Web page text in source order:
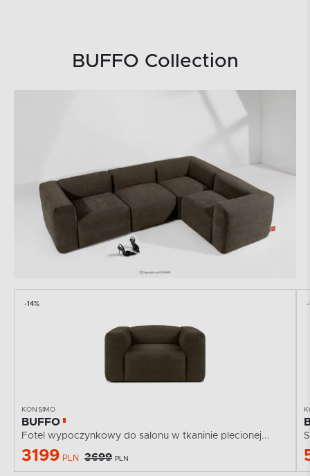
BUFFO Collection
-14%
KONSIMO
BUFFO
Fotel wypoczynkowy do salonu w tkaninie plecionej...
3199 PLN 3699 PLN
-